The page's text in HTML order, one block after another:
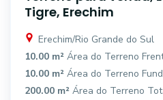
Tigre, Erechim
Erechim/Rio Grande do Sul
10.00 m² Área do Terreno
10.00 m² Área do Terreno
200.00 m² Área do Terreno